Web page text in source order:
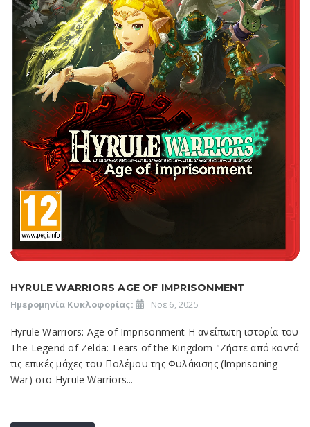
HYRULE WARRIORS AGE OF IMPRISONMENT
Ημερομηνία Κυκλοφορίας: Νοε 6, 2025
Hyrule Warriors: Age of Imprisonment Η ανείπωτη ιστορία του
The Legend of Zelda: Tears of the Kingdom "Ζήστε από κοντά
τις επικές μάχες του Πολέμου της Φυλάκισης (Imprisoning
War) στο Hyrule Warriors...